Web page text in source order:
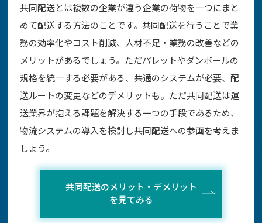
共同配送とは複数の企業が違う企業の荷物を一つにまと
めて配送する方法のことです。共同配送を行うことで業
務の効率化やコスト削減、人材不足・業務の改善などの
メリットがあるでしょう。ただパレットやダンボールの
規格を統一する必要がある、共通のシステムが必要、配
送ルートの変更などのデメリットも。ただ共同配送は運
送業界が抱える課題を解決する一つの手段であるため、
物流システムの導入を検討し共同配送への参画を考えま
しょう。
共同配送のメリット・デメリット
を見てみる